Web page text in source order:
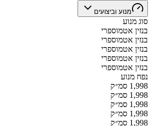
מנוע וביצועים
סוג מנוע
בנזין אטמוספרי
בנזין אטמוספרי
בנזין אטמוספרי
בנזין אטמוספרי
בנזין אטמוספרי
נפח מנוע
1,998 סמ״ק
1,998 סמ״ק
1,998 סמ״ק
1,998 סמ״ק
1,998 סמ״ק